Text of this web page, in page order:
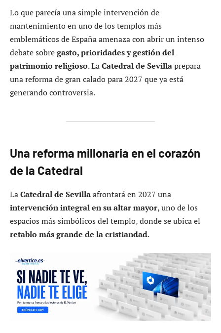
Lo que parecía una simple intervención de
mantenimiento en uno de los templos más
emblemáticos de España amenaza con abrir un intenso
debate sobregasto, prioridades y gestión del
patrimonio religioso. LaCatedral de Sevillaprepara
una reforma de gran calado para 2027 que ya está
generando controversia.
Una reforma millonaria en el corazón
de la Catedral
LaCatedral de Sevillaafrontará en 2027 una
intervención integral en su altar mayor, uno de los
espacios más simbólicos del templo, donde se ubica el
retablo más grande de la cristiandad.